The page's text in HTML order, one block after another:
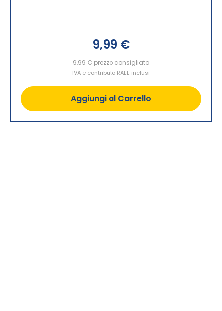
9,99 €
9,99 € prezzo consigliato
IVA e contributo RAEE inclusi
Aggiungi al Carrello